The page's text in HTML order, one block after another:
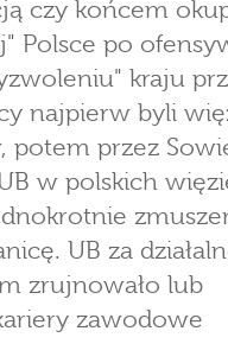
czy końcem
Polsce po
kraju
najpierw byli
potem przez
w polskich
UB za
zrujnowało lub
zawodowe